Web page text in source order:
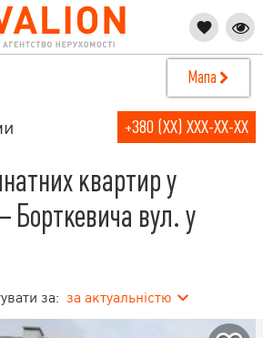
Мапа
+380 (XX) XXX-XX-XX
квартир у
Борткевича вул. у
за: за актуальністю